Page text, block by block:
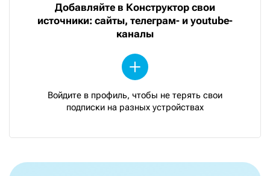
Добавляйте в Конструктор свои
источники: сайты, телеграм- и youtube-
каналы
Войдите в профиль, чтобы не терять свои
подписки на разных устройствах